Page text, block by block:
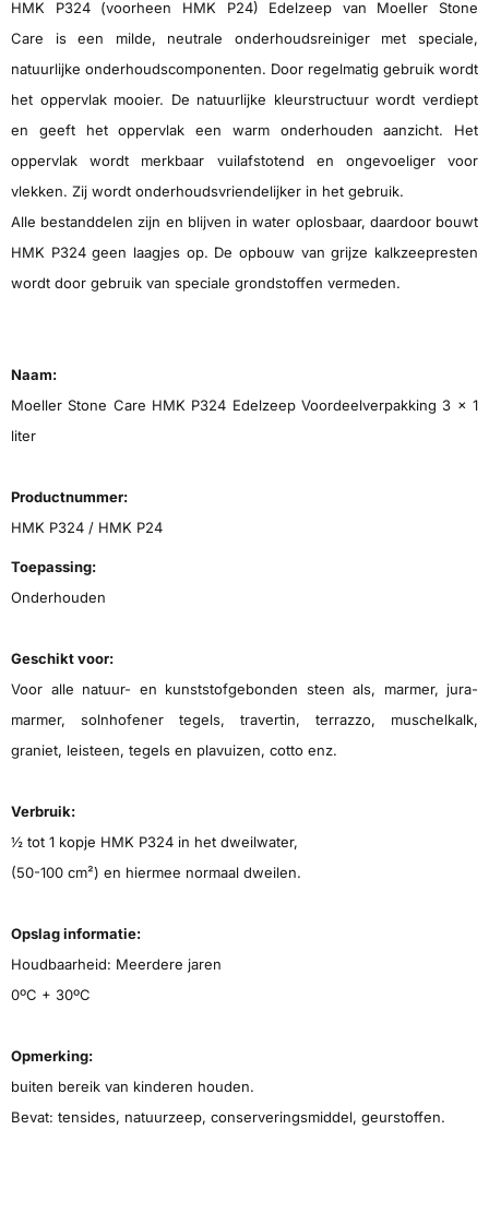
HMK P324 (voorheen HMK P24) Edelzeep van Moeller Stone
Care is een milde, neutrale onderhoudsreiniger met speciale,
natuurlijke onderhoudscomponenten. Door regelmatig gebruik wordt
het oppervlak mooier. De natuurlijke kleurstructuur wordt verdiept
en geeft het oppervlak een warm onderhouden aanzicht. Het
oppervlak wordt merkbaar vuilafstotend en ongevoeliger voor
vlekken. Zij wordt onderhoudsvriendelijker in het gebruik.
Alle bestanddelen zijn en blijven in water oplosbaar, daardoor bouwt
HMK P324 geen laagjes op. De opbouw van grijze kalkzeepresten
wordt door gebruik van speciale grondstoffen vermeden.
Naam:
Moeller Stone Care HMK P324 Edelzeep Voordeelverpakking 3 x 1
liter
Productnummer:
HMK P324 / HMK P24
Toepassing:
Onderhouden
Geschikt voor:
Voor alle natuur- en kunststofgebonden steen als, marmer, jura-
marmer, solnhofener tegels, travertin, terrazzo, muschelkalk,
graniet, leisteen, tegels en plavuizen, cotto enz.
Verbruik:
½ tot 1 kopje HMK P324 in het dweilwater,
(50-100 cm²) en hiermee normaal dweilen.
Opslag informatie:
Houdbaarheid: Meerdere jaren
0ºC + 30ºC
Opmerking:
buiten bereik van kinderen houden.
Bevat: tensides, natuurzeep, conserveringsmiddel, geurstoffen.